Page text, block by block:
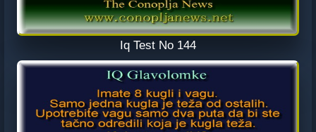
Iq Test No 144